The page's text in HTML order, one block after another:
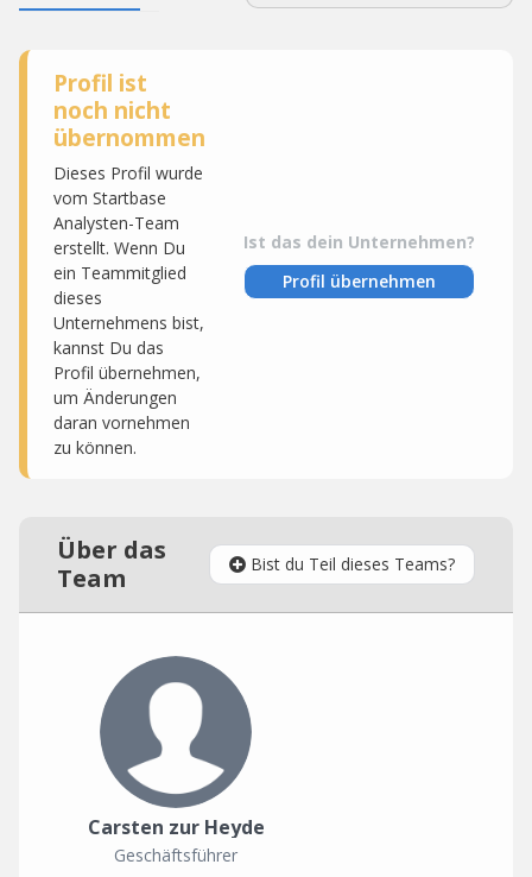
Profil ist
noch nicht
übernommen
Dieses Profil wurde
vom Startbase
Analysten-Team
erstellt. Wenn Du
ein Teammitglied
dieses
Unternehmens bist,
kannst Du das
Profil übernehmen,
um Änderungen
daran vornehmen
zu können.
Ist das dein Unternehmen?
Profil übernehmen
Über das
Team
Bist du Teil dieses Teams?
Carsten zur Heyde
Geschäftsführer